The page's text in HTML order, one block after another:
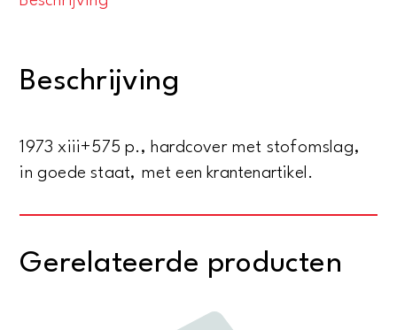
Revised
aantal
Beschrijving
1973 xiii+575 p., hardcover met stofomslag,
in goede staat, met een krantenartikel.
Gerelateerde producten